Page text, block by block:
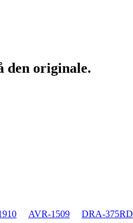
den originale.
AVR-1509 DRA-375RD